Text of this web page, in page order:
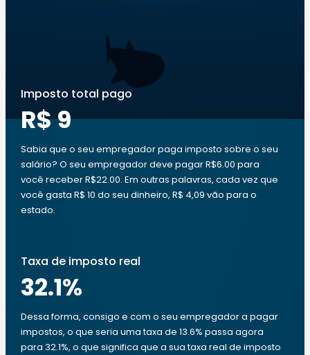
Imposto total pago
R$ 9
Sabia que o seu empregador paga imposto sobre o seu
salário? O seu empregador deve pagar R$6.00 para
você receber R$22.00. Em outras palavras, cada vez que
você gasta R$ 10 do seu dinheiro, R$ 4,09 vão para o
estado.
Taxa de imposto real
32.1%
Dessa forma, consigo e com o seu empregador a pagar
impostos, o que seria uma taxa de 13.6% passa agora
para 32.1%, o que significa que a sua taxa real de imposto